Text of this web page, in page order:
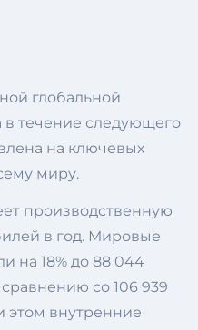
глобальной
в течение следующего
​​на ключевых
миру.
производственную
в год. Мировые
на 18% до 88 044
со 106 939
этом внутренние